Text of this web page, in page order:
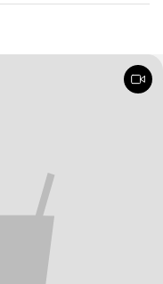
als Hauptgericht.